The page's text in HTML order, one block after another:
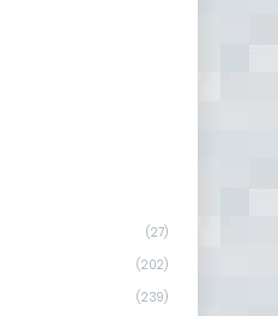
(27)
(202)
(239)